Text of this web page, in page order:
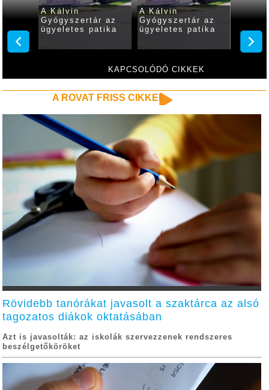
KAPCSOLÓDÓ CIKKEK
A Kálvin
Gyógyszertár az
ügyeletes patika
A Kálvin
Gyógyszertár az
ügyeletes patika
A
A ROVAT FRISS CIKKEI
Rövidebb tanórákat javasolt a szaktárca az alsó
tagozatos diákok oktatásában
Azt is javasolták: az iskolák szervezzenek rendszeres
beszélgetőköröket